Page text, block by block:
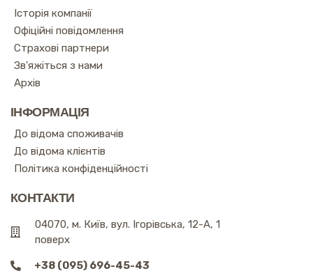
Історія компанії
Офіційні повідомлення
Страхові партнери
Зв'яжіться з нами
Архів
ІНФОРМАЦІЯ
До відома споживачів
До відома клієнтів
Політика конфіденційності
КОНТАКТИ
04070, м. Київ, вул. Ігорівська, 12-А, 1
поверх
+38 (095) 696-45-43